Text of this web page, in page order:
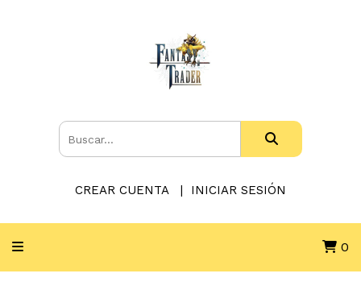
CREAR CUENTA INICIAR SESIÓN
0